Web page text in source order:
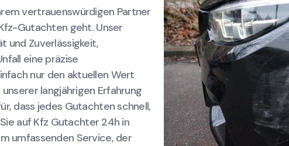
vertrauenswürdigen Partner
Gutachten geht. Unser
und Zuverlässigkeit,
eine präzise
nur den aktuellen Wert
langjährigen Erfahrung
dass jedes Gutachten schnell,
auf Kfz Gutachter 24h in
umfassenden Service, der